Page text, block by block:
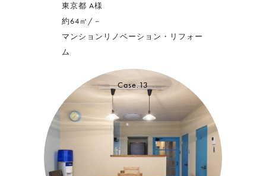
東京都 A様
約64㎡/－
マンションリノベーション・リフォー
ム
Case.13